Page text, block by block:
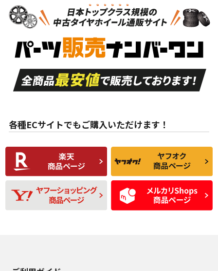
S
品）
S
新車外し品（新古
付き
A
走行距離も少なく、
目立つ傷もほとんど
ない中古品
A
走行距離も少なく、
非常に状態の良い中
古品
な中古品
んどない中古品
C
比較的きれいな中古
品
C
られるが、使用に問
題のない中古品
D
使用感や目立つ傷が
あり、一般的な中古
品
D
残り溝も少なく、偏
磨耗がみられ、短期
間使用できるくらい
の中古品
各種ECサイトでもご購入いただけます！